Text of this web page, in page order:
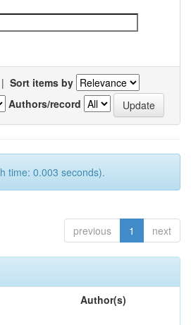
| Sort items by
Authors/record
time: 0.003 seconds).
previous 1 next
Author(s)